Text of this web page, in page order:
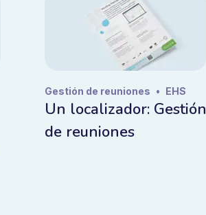
Gestión de reuniones • EHS
Un localizador: Gestión
de reuniones